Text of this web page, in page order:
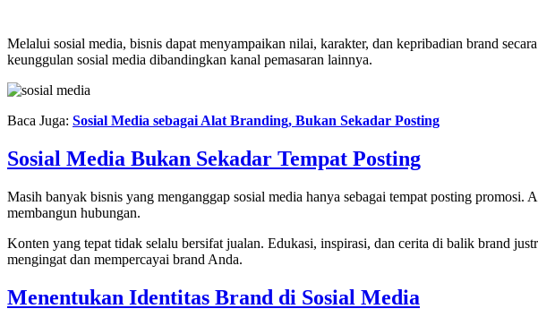
Melalui sosial media, bisnis dapat menyampaikan nilai, karakter, dan kepribadian brand
keunggulan sosial media dibandingkan kanal pemasaran lainnya.
Baca Juga: Sosial Media sebagai Alat Branding, Bukan Sekadar Posting
Sosial Media Bukan Sekadar Tempat Posting
Masih banyak bisnis yang menganggap sosial media hanya sebagai tempat posting
membangun hubungan.
Konten yang tepat tidak selalu bersifat jualan. Edukasi, inspirasi, dan cerita di balik brand
mengingat dan mempercayai brand Anda.
Menentukan Identitas Brand di Sosial Media